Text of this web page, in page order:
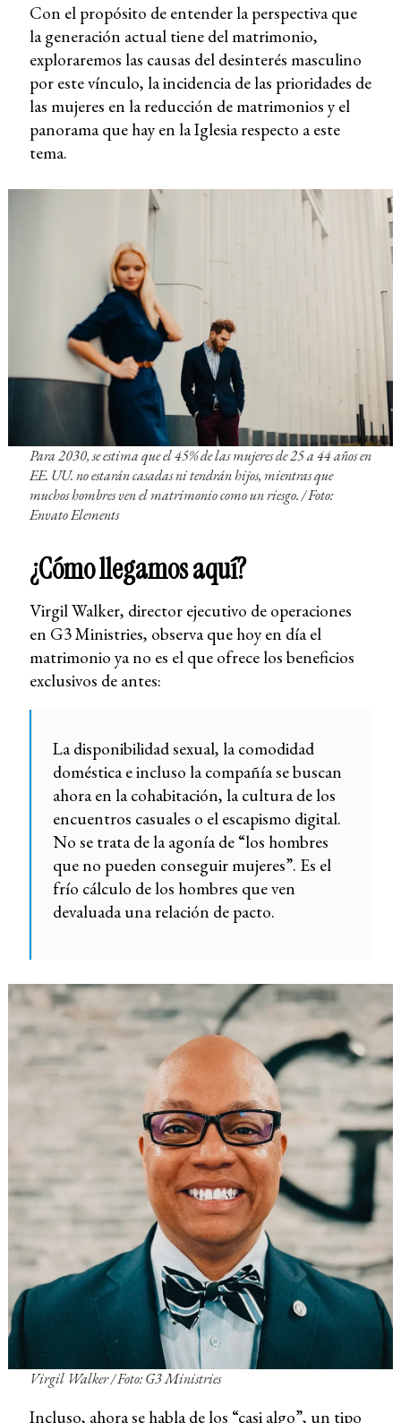
Con el propósito de entender la perspectiva que
la generación actual tiene del matrimonio,
exploraremos las causas del desinterés masculino
por este vínculo, la incidencia de las prioridades de
las mujeres en la reducción de matrimonios y el
panorama que hay en la Iglesia respecto a este
tema.
Para 2030, se estima que el 45% de las mujeres de 25 a 44 años en
EE. UU. no estarán casadas ni tendrán hijos, mientras que
muchos hombres ven el matrimonio como un riesgo. / Foto:
Envato Elements
¿Cómo llegamos aquí?
Virgil Walker, director ejecutivo de operaciones
en G3 Ministries, observa que hoy en día el
matrimonio ya no es el que ofrece los beneficios
exclusivos de antes:
La disponibilidad sexual, la comodidad
doméstica e incluso la compañía se buscan
ahora en la cohabitación, la cultura de los
encuentros casuales o el escapismo digital.
No se trata de la agonía de “los hombres
que no pueden conseguir mujeres”. Es el
frío cálculo de los hombres que ven
devaluada una relación de pacto.
Virgil Walker / Foto: G3 Ministries
Incluso, ahora se habla de los “casi algo”, un tipo